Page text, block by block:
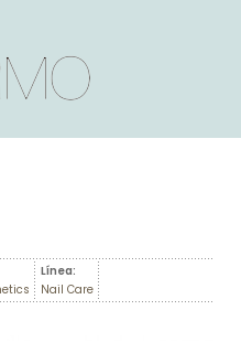
Línea:
Nail Care